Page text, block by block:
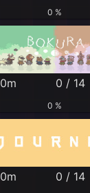
0 %
0m 0 / 14
0 %
0m 0 / 14